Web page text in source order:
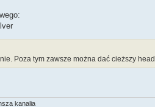
Poza tym zawsze można dać cieższy
kanalia